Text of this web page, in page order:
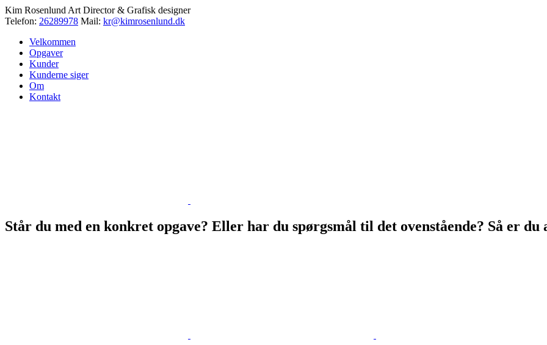
Kim Rosenlund Art Director & Grafisk designer
Telefon: 26289978 Mail: kr@kimrosenlund.dk
Velkommen
Opgaver
Kunder
Kunderne siger
Om
Kontakt
Står du med en konkret opgave? Eller har du spørgsmål til det ovenstående? Så er